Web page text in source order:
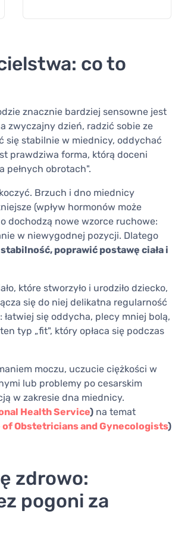
co to
znacznie bardziej sensowne jest
zwyczajny dzień, radzić sobie ze
się stabilnie w miednicy, oddychać
prawdziwa forma, którą doceni
pełnych obrotach".
Brzuch i dno miednicy
(wpływ hormonów może
dochodzą nowe wzorce ruchowe:
w niewygodnej pozycji. Dlatego
poprawić postawę ciała i
które stworzyło i urodziło dziecko,
się do niej delikatna regularność
się oddycha, plecy mniej bolą,
typ „fit", który opłaca się podczas
moczu, uczucie ciężkości w
lub problemy po cesarskim
w zakresie dna miednicy.
Health Service) na temat
of Obstetricians and Gynecologists)
zdrowo:
pogoni za